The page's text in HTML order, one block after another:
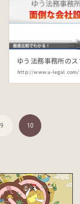
ゆう法務事務所のス
9 10